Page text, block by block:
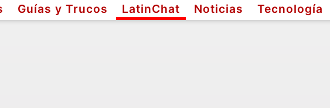
Guías y Trucos LatinChat Noticias Tecnología